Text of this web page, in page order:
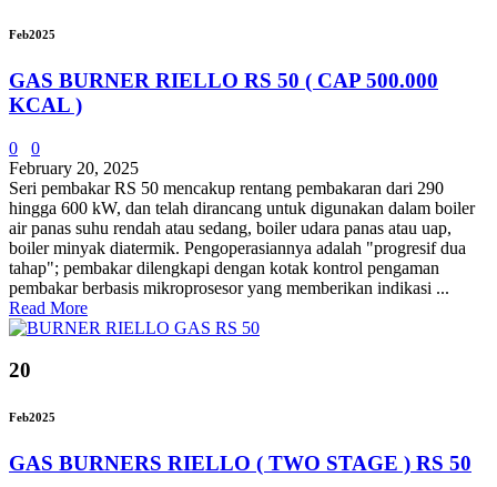
Feb2025
GAS BURNER RIELLO RS 50 ( CAP 500.000
KCAL )
0
0
February 20, 2025
Seri pembakar RS 50 mencakup rentang pembakaran dari 290
hingga 600 kW, dan telah dirancang untuk digunakan dalam boiler
air panas suhu rendah atau sedang, boiler udara panas atau uap,
boiler minyak diatermik. Pengoperasiannya adalah "progresif dua
tahap"; pembakar dilengkapi dengan kotak kontrol pengaman
pembakar berbasis mikroprosesor yang memberikan indikasi ...
Read More
20
Feb2025
GAS BURNERS RIELLO ( TWO STAGE ) RS 50